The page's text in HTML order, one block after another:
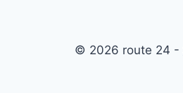
© 2026 route 24 -